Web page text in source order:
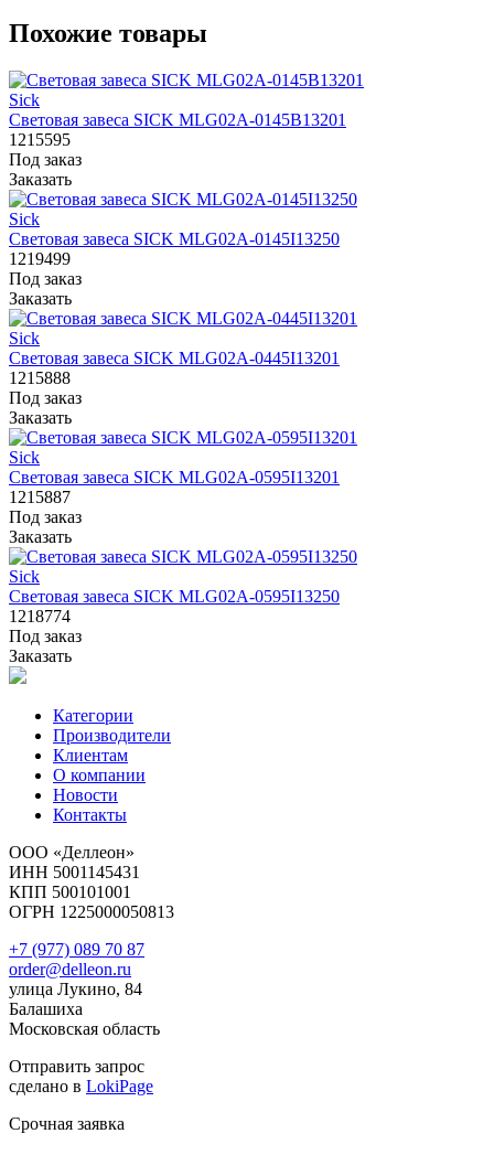
Похожие товары
Sick
Световая завеса SICK MLG02A-0145B13201
1215595
Под заказ
Заказать
Sick
Световая завеса SICK MLG02A-0145I13250
1219499
Под заказ
Заказать
Sick
Световая завеса SICK MLG02A-0445I13201
1215888
Под заказ
Заказать
Sick
Световая завеса SICK MLG02A-0595I13201
1215887
Под заказ
Заказать
Sick
Световая завеса SICK MLG02A-0595I13250
1218774
Под заказ
Заказать
Категории
Производители
Клиентам
О компании
Новости
Контакты
ООО «Деллеон»
ИНН 5001145431
КПП 500101001
ОГРН 1225000050813
+7 (977) 089 70 87
order@delleon.ru
улица Лукино, 84
Балашиха
Московская область
Отправить запрос
сделано в LokiPage
Срочная заявка